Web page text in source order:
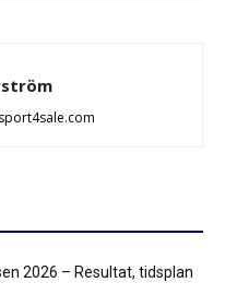
2026 – Resultat, tidsplan